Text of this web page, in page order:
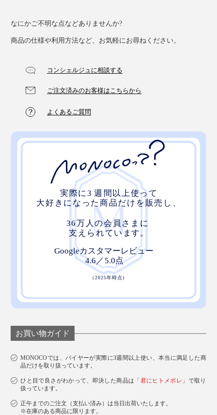
なにかご不明な点などありませんか?
商品の仕様や利用方法など、お気軽にお尋ねください。
コンシェルジュに相談する
ご注文済みのお客様はこちらから
よくあるご質問
お買い物ガイド
MONOCOでは、バイヤーが実際に3週間以上使い、本当に満足した商
品だけを取り扱っています。
ひと目で良さがわかって、即決した商品は「君にヒトメボレ 」で取り
扱っています。
正午までのご注文（支払い済み）は当日出荷いたします。
※在庫のある商品に限ります。